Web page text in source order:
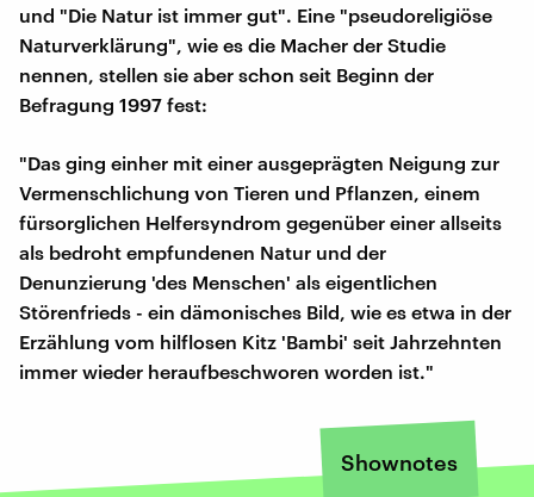
und "Die Natur ist immer gut". Eine "pseudoreligiöse
Naturverklärung", wie es die Macher der Studie
nennen, stellen sie aber schon seit Beginn der
Befragung 1997 fest:
"Das ging einher mit einer ausgeprägten Neigung zur
Vermenschlichung von Tieren und Pflanzen, einem
fürsorglichen Helfersyndrom gegenüber einer allseits
als bedroht empfundenen Natur und der
Denunzierung 'des Menschen' als eigentlichen
Störenfrieds - ein dämonisches Bild, wie es etwa in der
Erzählung vom hilflosen Kitz 'Bambi' seit Jahrzehnten
immer wieder heraufbeschworen worden ist."
Shownotes